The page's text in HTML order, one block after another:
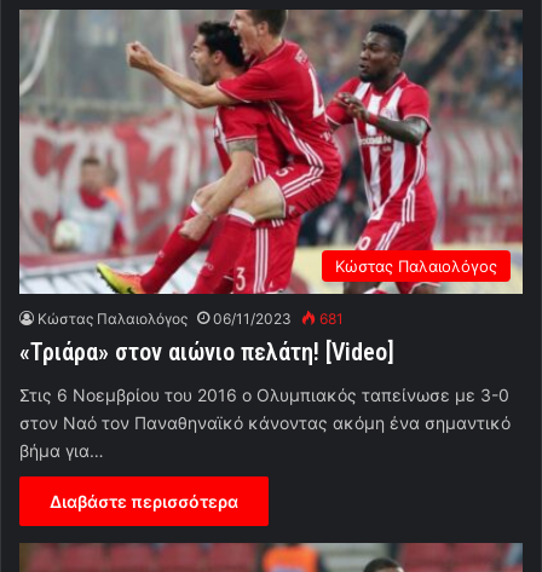
Κώστας Παλαιολόγος
Κώστας Παλαιολόγος 06/11/2023 681
«Τριάρα» στον αιώνιο πελάτη! [Video]
Στις 6 Νοεμβρίου του 2016 ο Ολυμπιακός ταπείνωσε με 3-0
στον Ναό τον Παναθηναϊκό κάνοντας ακόμη ένα σημαντικό
βήμα για…
Διαβάστε περισσότερα